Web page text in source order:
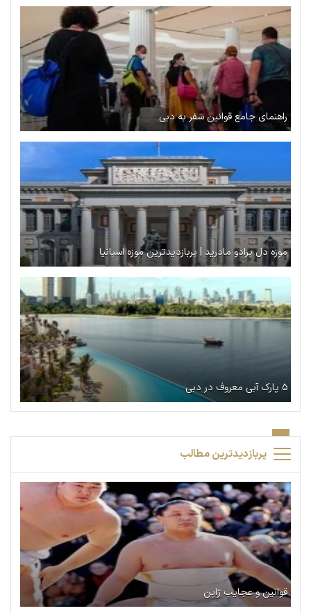
راهنمای جامع قوانین سفر به دبی
موزه دل پرادو مادرید | پربازدیدترین موزه اسپانیا
۵ پارک آبی معروف در دبی
پربازدیدترین مطالب
قوانین و عجایب ژاپن